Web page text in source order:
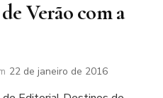
Verão com a
22 de janeiro de 2016